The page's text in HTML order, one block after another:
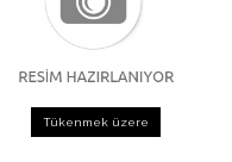
Tükenmek üzere